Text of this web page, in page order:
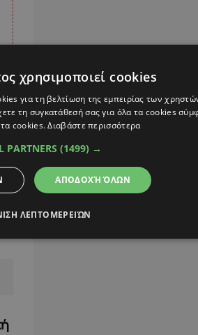
χρησιμοποιεί cookies
για τη βελτίωση της εμπειρίας των
τη συγκατάθεσή σας για όλα τα cookies
τα cookies.Διαβάστε περισσότερα
PARTNERS (1499) →
ΑΠΟΔΟΧΉ ΌΛΩΝ
ΛΕΠΤΟΜΕΡΕΙΏΝ